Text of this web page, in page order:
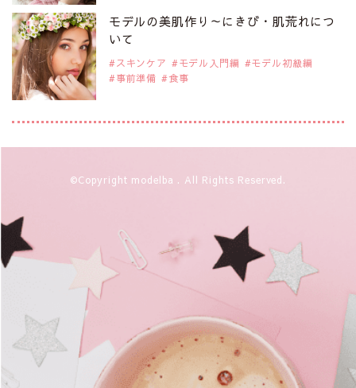
是非ご覧ください。
注目モデル CHIHARUさん
2019年9月29日
注目モデルを1名追加いたしました。
2019年9月29日
大注目のモデル10人
モデルの美肌作り～にきび・肌荒れにつ
いて
スキンケア モデル入門編
モデル初級編
事前準備
食事
©Copyright modelba . All Rights Reserved.